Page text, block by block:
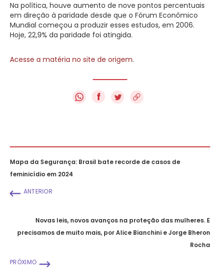
Na política, houve aumento de nove pontos percentuais
em direção à paridade desde que o Fórum Econômico
Mundial começou a produzir esses estudos, em 2006.
Hoje, 22,9% da paridade foi atingida.
Acesse a matéria no site de origem.
f
Mapa da Segurança: Brasil bate recorde de casos de
feminicídio em 2024
ANTERIOR
Novas leis, novos avanços na proteção das mulheres. E
precisamos de muito mais, por Alice Bianchini e Jorge Bheron
Rocha
PRÓXIMO